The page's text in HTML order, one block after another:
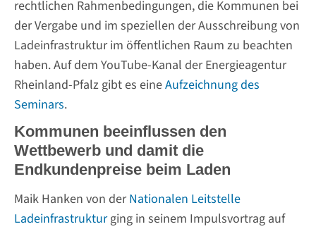
rechtlichen Rahmenbedingungen, die Kommunen bei
der Vergabe und im speziellen der Ausschreibung von
Ladeinfrastruktur im öffentlichen Raum zu beachten
haben. Auf dem YouTube-Kanal der Energieagentur
Rheinland-Pfalz gibt es eineAufzeichnung des
Seminars.
Kommunen beeinflussen den
Wettbewerb und damit die
Endkundenpreise beim Laden
Maik Hanken von derNationalen Leitstelle
Ladeinfrastrukturging in seinem Impulsvortrag auf